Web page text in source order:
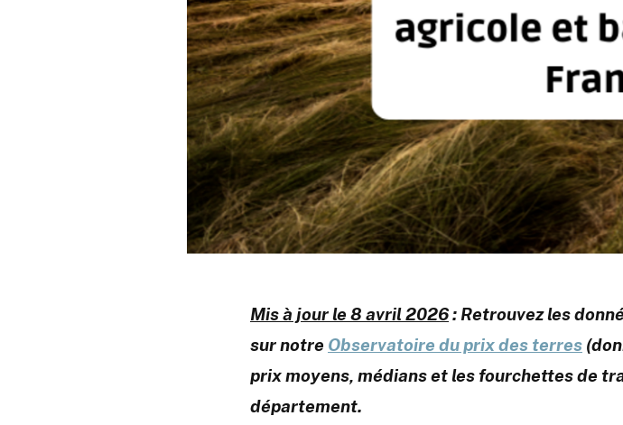
Mis à jour le 8 avril 2026: Retrouvez les
sur notre Observatoire du prix des terres
prix moyens, médians et les fourchettes de
département.